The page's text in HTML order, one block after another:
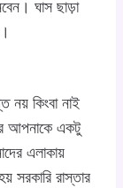
ঘাস ছাড়া
নয় কিংবা নাই
আপনাকে একটু
এলাকায়
সরকারি রাস্তার